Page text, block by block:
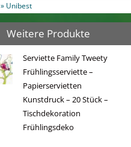
» Unibest
Weitere Produkte
Serviette Family Tweety
Frühlingsserviette –
Papierservietten
Kunstdruck – 20 Stück –
Tischdekoration
Frühlingsdeko